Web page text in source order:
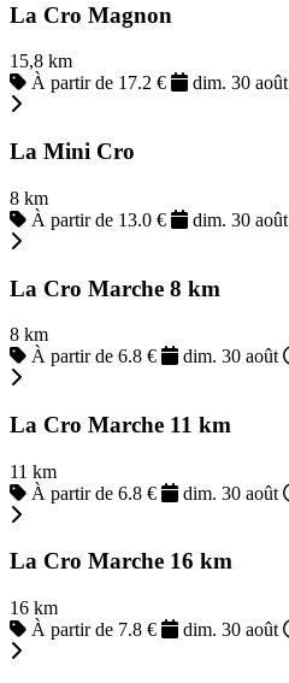
La Cro Magnon
15,8 km
À partir de 17.2 €
dim. 30 août
La Mini Cro
8 km
À partir de 13.0 €
dim. 30 août
La Cro Marche 8 km
8 km
À partir de 6.8 €
dim. 30 août
La Cro Marche 11 km
11 km
À partir de 6.8 €
dim. 30 août
La Cro Marche 16 km
16 km
À partir de 7.8 €
dim. 30 août